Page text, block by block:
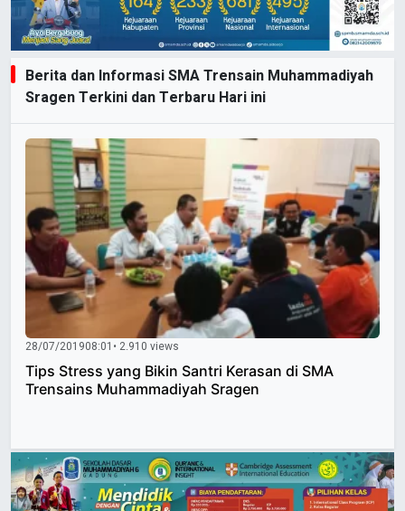
Berita dan Informasi SMA Trensain Muhammadiyah
Sragen Terkini dan Terbaru Hari ini
28/07/201908:01 • 2.910 views
Tips Stress yang Bikin Santri Kerasan di SMA
Trensains Muhammadiyah Sragen